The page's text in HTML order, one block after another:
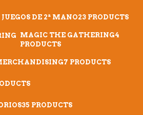
JUEGOS DE 2ª MANO23 PRODUCTS
MAGIC THE GATHERING4
PRODUCTS
7 PRODUCTS
35 PRODUCTS